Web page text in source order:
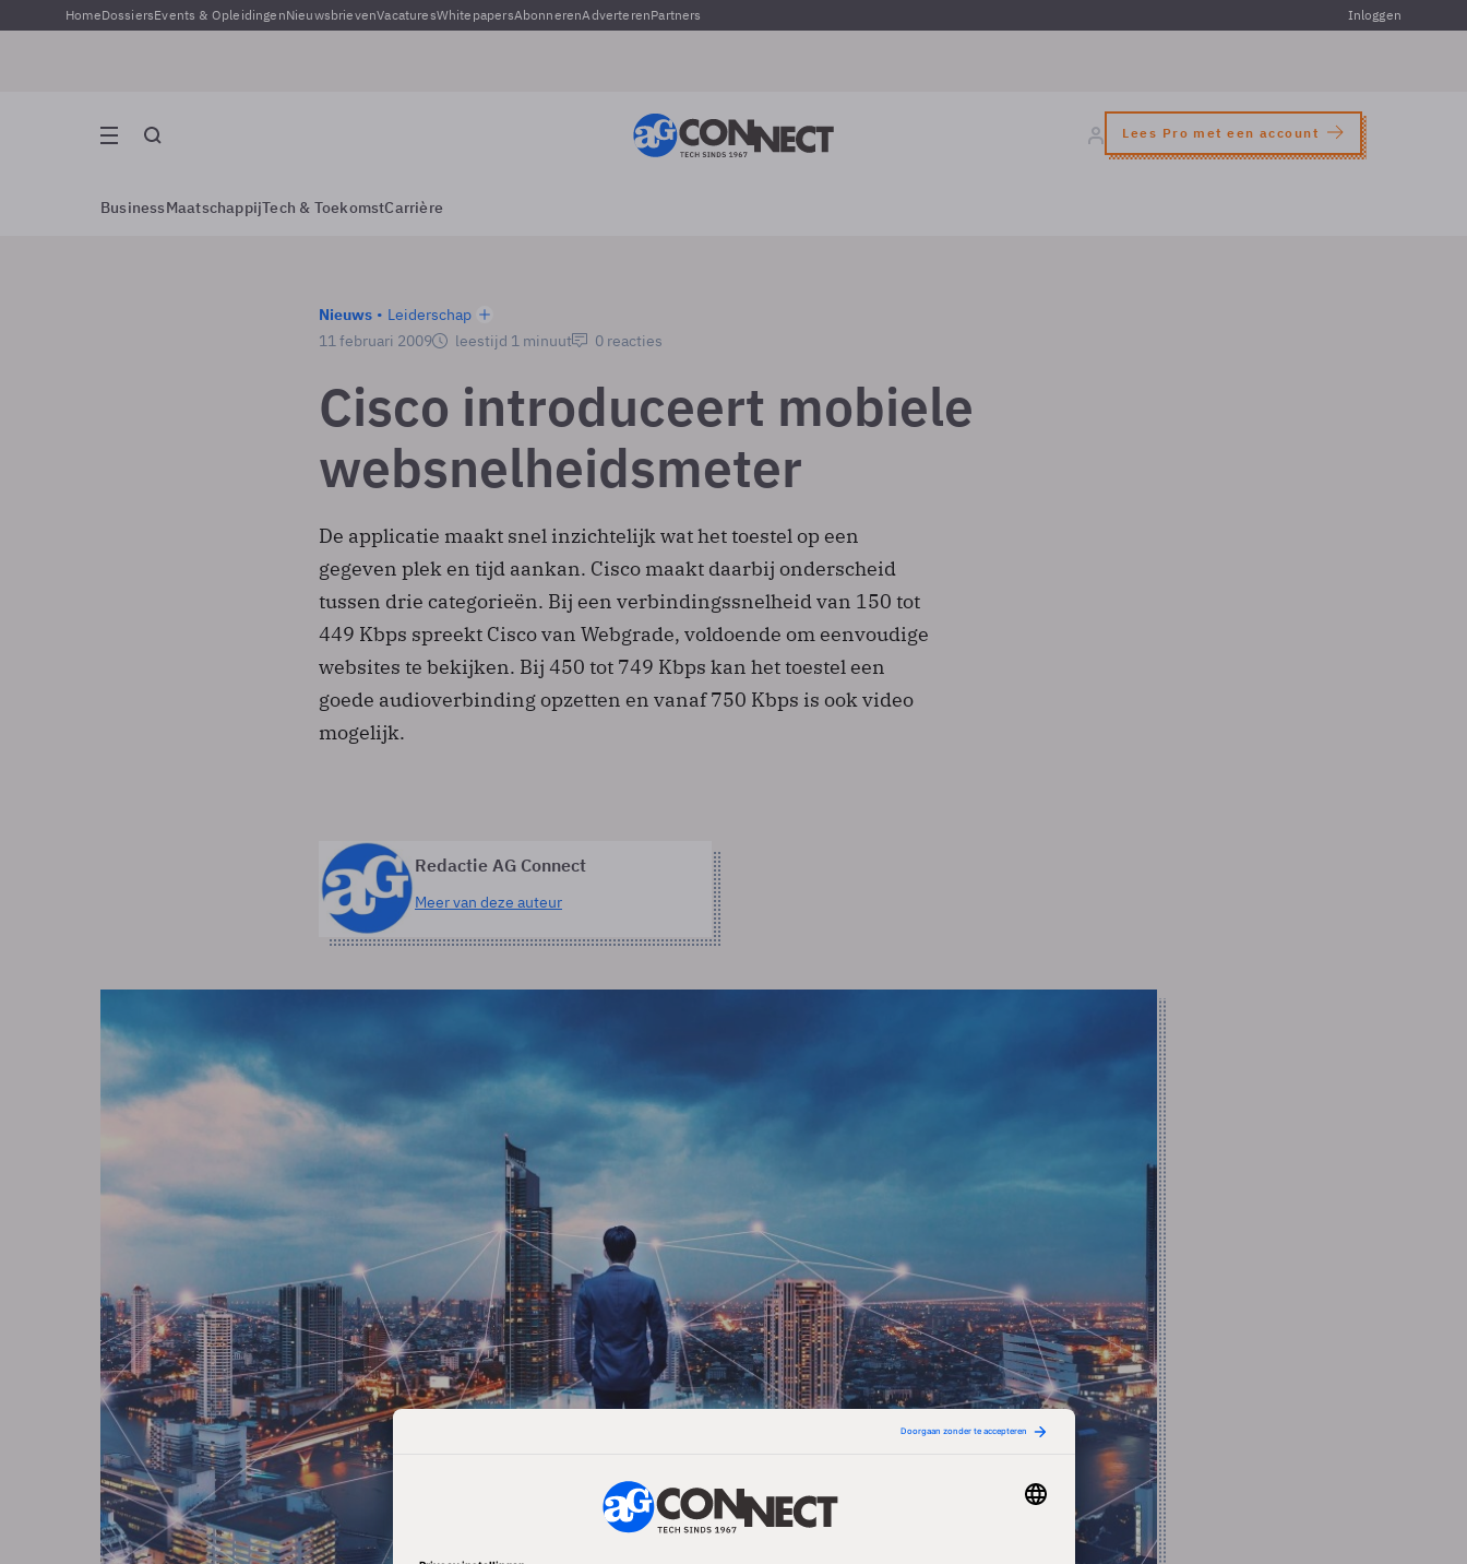
HomeDossiersEvents & OpleidingenNieuwsbrievenVacaturesWhitepapersAbonnerenAdverterenPartners Inloggen
Lees Pro met een account
BusinessMaatschappijTech & ToekomstCarrière
Nieuws
Leiderschap
11 februari 2009
leestijd 1 minuut 0 reacties
Cisco introduceert mobiele
websnelheidsmeter
De applicatie maakt snel inzichtelijk wat het toestel op een
gegeven plek en tijd aankan. Cisco maakt daarbij onderscheid
tussen drie categorieën. Bij een verbindingssnelheid van 150 tot
449 Kbps spreekt Cisco van Webgrade, voldoende om eenvoudige
websites te bekijken. Bij 450 tot 749 Kbps kan het toestel een
goede audioverbinding opzetten en vanaf 750 Kbps is ook video
mogelijk.
Redactie AG Connect
Meer van deze auteur